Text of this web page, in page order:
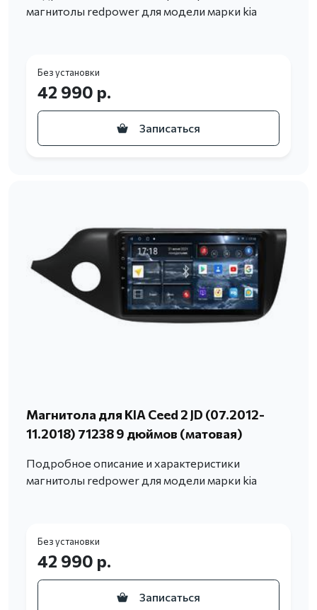
магнитолы redpower для модели марки kia
Без установки
42 990 р.
Записаться
Магнитола для KIA Ceed 2 JD (07.2012-
11.2018) 71238 9 дюймов (матовая)
Подробное описание и характеристики
магнитолы redpower для модели марки kia
Без установки
42 990 р.
Записаться